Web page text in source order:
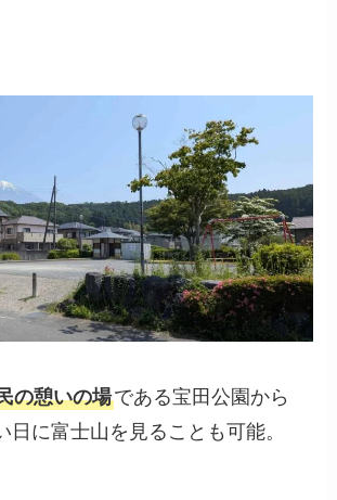
の憩いの場である宝田公園から
日に富士山を見ることも可能。